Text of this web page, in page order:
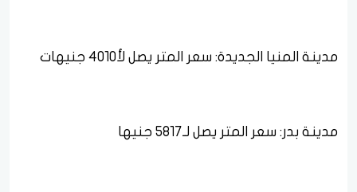
مدينة المنيا الجديدة: سعر المتر يصل لأ4010 جنيهات
مدينة بدر: سعر المتر يصل لـ5817 جنيها